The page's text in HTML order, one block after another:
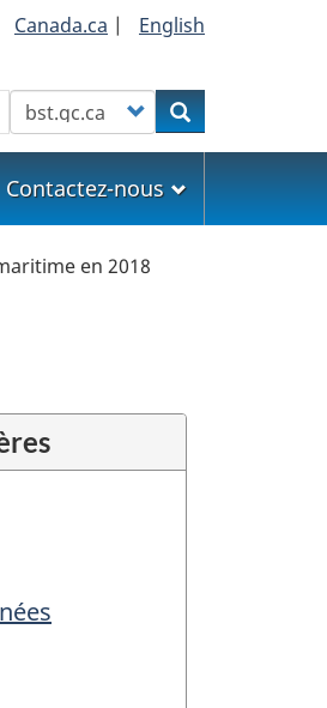
Canada.ca | English
Customize your searchRechercher
Contactez-nous
en 2018